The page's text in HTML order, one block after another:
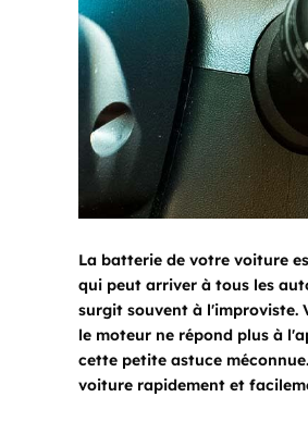
La batterie de votre voiture
qui peut arriver à tous les
surgit souvent à l'improviste.
le moteur ne répond plus à
cette petite astuce
voiture rapidement et